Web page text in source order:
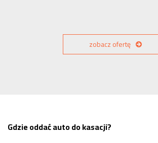
zobacz ofertę
Gdzie oddać auto do kasacji?